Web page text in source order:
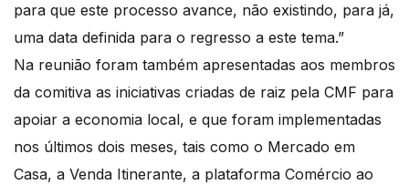
para que este processo avance, não existindo, para já,
uma data definida para o regresso a este tema.”
Na reunião foram também apresentadas aos membros
da comitiva as iniciativas criadas de raiz pela CMF para
apoiar a economia local, e que foram implementadas
nos últimos dois meses, tais como o Mercado em
Casa, a Venda Itinerante, a plataforma Comércio ao